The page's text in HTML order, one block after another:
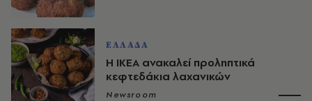
ΕΛΛΑΔΑ
Η ΙΚΕΑ ανακαλεί προληπτικά
κεφτεδάκια λαχανικών
Newsroom